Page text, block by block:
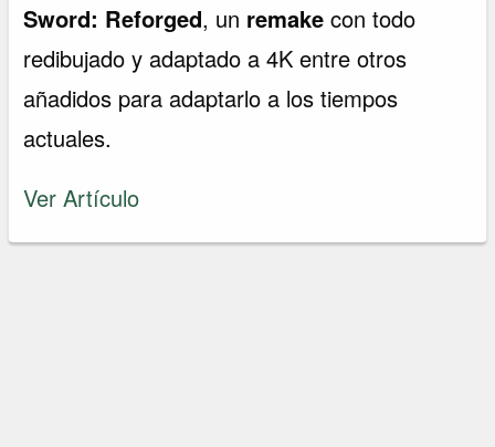
Sword: Reforged, un remakecon todo
redibujado y adaptado a 4K entre otros
añadidos para adaptarlo a los tiempos
actuales.
Ver Artículo